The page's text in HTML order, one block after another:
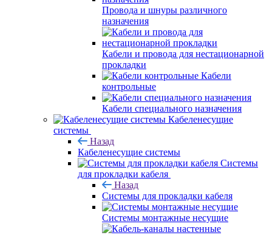
Провода и шнуры различного
назначения
Кабели и провода для нестационарной
прокладки
Кабели
контрольные
Кабели специального назначения
Кабеленесущие
системы
Назад
Кабеленесущие системы
Системы
для прокладки кабеля
Назад
Системы для прокладки кабеля
Системы монтажные несущие